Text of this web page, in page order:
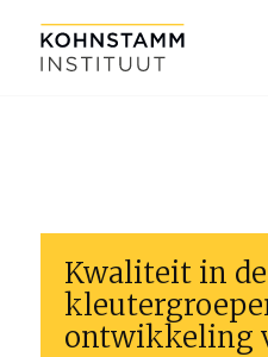
Kwaliteit in
ontwikkeling